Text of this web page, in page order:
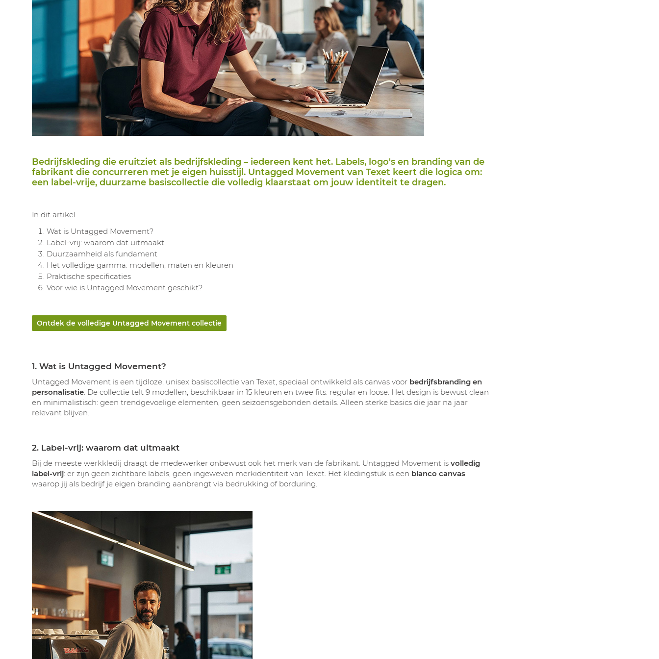
Bedrijfskleding die eruitziet als bedrijfskleding – iedereen kent het. Labels, logo's en branding van de
fabrikant die concurreren met je eigen huisstijl. Untagged Movement van Texet keert die logica om:
een label-vrije, duurzame basiscollectie die volledig klaarstaat om jouw identiteit te dragen.
In dit artikel
Wat is Untagged Movement?
Label-vrij: waarom dat uitmaakt
Duurzaamheid als fundament
Het volledige gamma: modellen, maten en kleuren
Praktische specificaties
Voor wie is Untagged Movement geschikt?
Ontdek de volledige Untagged Movement collectie
1. Wat is Untagged Movement?
Untagged Movement is een tijdloze, unisex basiscollectie van Texet, speciaal ontwikkeld als canvas voor bedrijfsbranding en
personalisatie. De collectie telt 9 modellen, beschikbaar in 15 kleuren en twee fits: regular en loose. Het design is bewust clean
en minimalistisch: geen trendgevoelige elementen, geen seizoensgebonden details. Alleen sterke basics die jaar na jaar
relevant blijven.
2. Label-vrij: waarom dat uitmaakt
Bij de meeste werkkledij draagt de medewerker onbewust ook het merk van de fabrikant. Untagged Movement is volledig
label-vrij: er zijn geen zichtbare labels, geen ingeweven merkidentiteit van Texet. Het kledingstuk is een blanco canvas
waarop jij als bedrijf je eigen branding aanbrengt via bedrukking of borduring.